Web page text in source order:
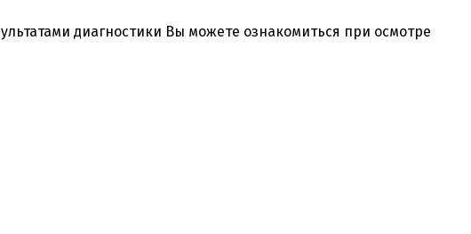
диагностики Вы можете ознакомиться при осмотре